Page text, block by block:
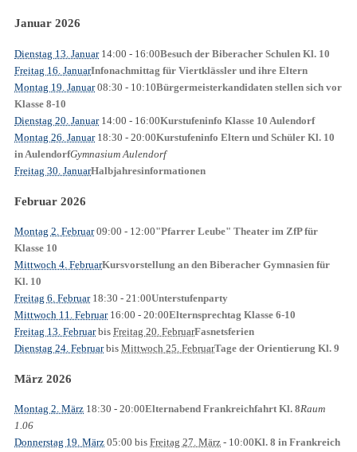
Januar 2026
Dienstag 13. Januar14:00 - 16:00Besuch der Biberacher Schulen Kl. 10
Freitag 16. JanuarInfonachmittag für Viertklässler und ihre Eltern
Montag 19. Januar08:30 - 10:10Bürgermeisterkandidaten stellen sich vor
Klasse 8-10
Dienstag 20. Januar14:00 - 16:00Kurstufeninfo Klasse 10 Aulendorf
Montag 26. Januar18:30 - 20:00Kurstufeninfo Eltern und Schüler Kl. 10
in AulendorfGymnasium Aulendorf
Freitag 30. JanuarHalbjahresinformationen
Februar 2026
Montag 2. Februar09:00 - 12:00"Pfarrer Leube" Theater im ZfP für
Klasse 10
Mittwoch 4. FebruarKursvorstellung an den Biberacher Gymnasien für
Kl. 10
Freitag 6. Februar18:30 - 21:00Unterstufenparty
Mittwoch 11. Februar16:00 - 20:00Elternsprechtag Klasse 6-10
Freitag 13. Februarbis Freitag 20. FebruarFasnetsferien
Dienstag 24. Februarbis Mittwoch 25. FebruarTage der Orientierung Kl. 9
März 2026
Montag 2. März 18:30 - 20:00Elternabend Frankreichfahrt Kl. 8Raum
1.06
Donnerstag 19. März 05:00 bis Freitag 27. März - 10:00Kl. 8 in Frankreich